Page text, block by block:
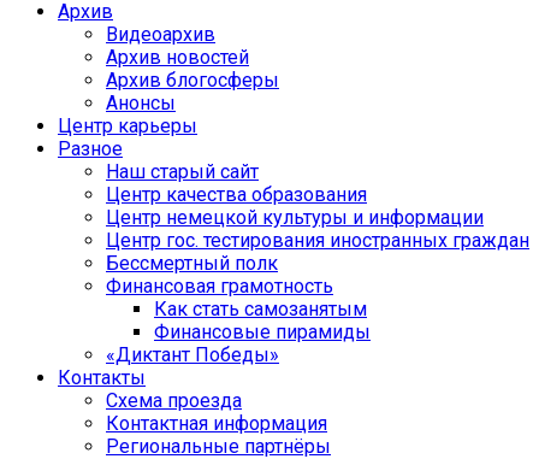
Архив
Видеоархив
Архив новостей
Архив блогосферы
Анонсы
Центр карьеры
Разное
Наш старый сайт
Центр качества образования
Центр немецкой культуры и информации
Центр гос. тестирования иностранных граждан
Бессмертный полк
Финансовая грамотность
Как стать самозанятым
Финансовые пирамиды
«Диктант Победы»
Контакты
Схема проезда
Контактная информация
Региональные партнёры